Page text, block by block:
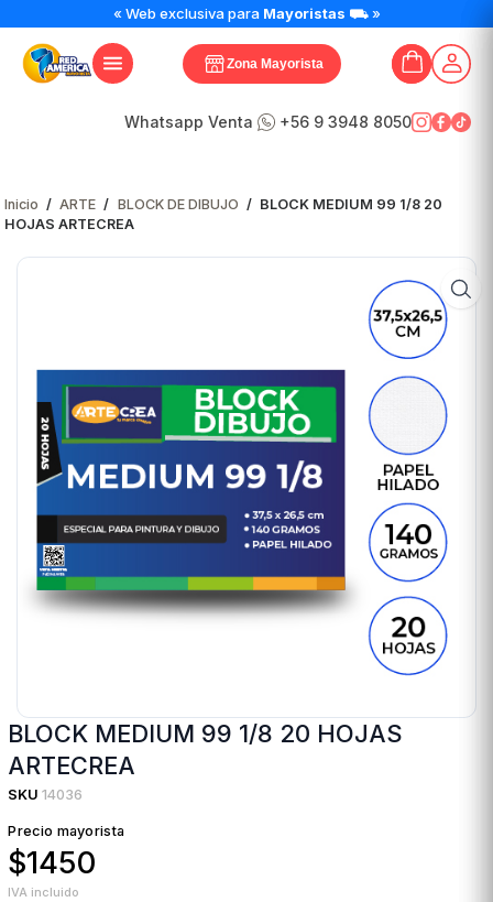
« Web exclusiva para Mayoristas ⛟ »
Zona Mayorista
Whatsapp Venta +56 9 3948 8050
Inicio / ARTE / BLOCK DE DIBUJO / BLOCK MEDIUM 99 1/8 20
HOJAS ARTECREA
BLOCK MEDIUM 99 1/8 20 HOJAS
ARTECREA
SKU 14036
Precio mayorista
$1450
IVA incluido
MEDIUM
99
1/8